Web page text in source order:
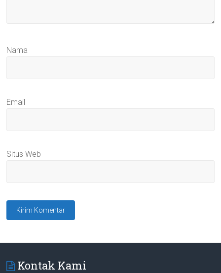
Nama
Email
Situs Web
Kontak Kami